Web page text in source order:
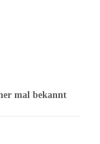
mal bekannt